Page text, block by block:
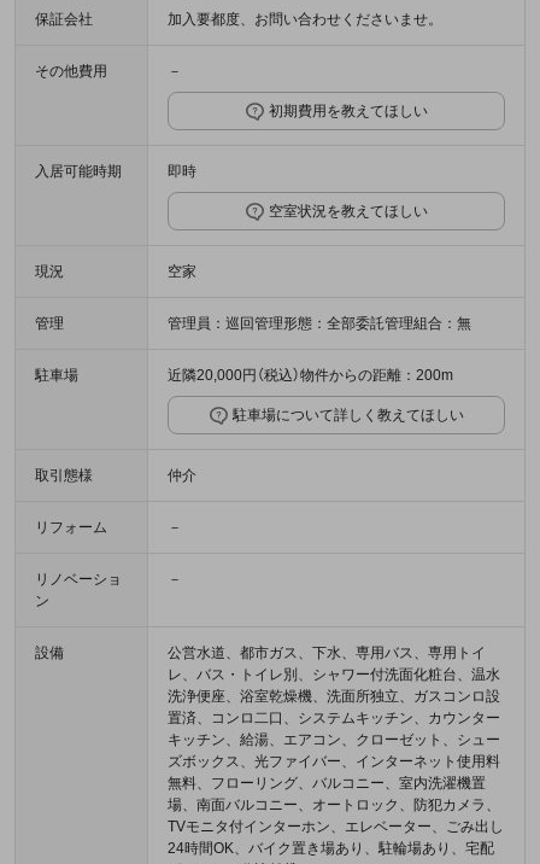
保証会社 加入要都度、お問い合わせくださいませ。
その他費用 －
初期費用を教えてほしい
入居可能時期 即時
空室状況を教えてほしい
現況 空家
管理 管理員：巡回管理形態：全部委託管理組合：無
駐車場 近隣20,000円（税込）物件からの距離：200m
駐車場について詳しく教えてほしい
取引態様 仲介
リフォーム －
リノベーショ
ン
－
設備
公営水道、都市ガス、下水、専用バス、専用トイ
レ、バス・トイレ別、シャワー付洗面化粧台、温水
洗浄便座、浴室乾燥機、洗面所独立、ガスコンロ設
置済、コンロ二口、システムキッチン、カウンター
キッチン、給湯、エアコン、クローゼット、シュー
ズボックス、光ファイバー、インターネット使用料
無料、フローリング、バルコニー、室内洗濯機置
場、南面バルコニー、オートロック、防犯カメラ、
TVモニタ付インターホン、エレベーター、ごみ出し
24時間OK、バイク置き場あり、駐輪場あり、宅配